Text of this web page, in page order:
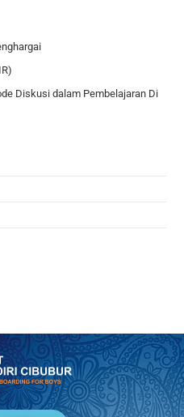
Diskusi dalam Pembelajaran Di